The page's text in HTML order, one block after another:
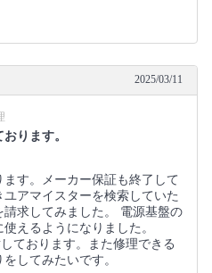
2025/03/11
ります。
す。メーカー保証も終了して
アマイスターを検索していた
求してみました。 電源基盤の
えるようになりました。
ております。また修理できる
してみたいです。